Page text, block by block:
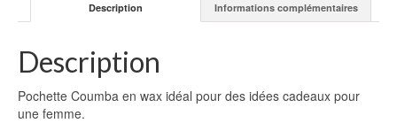
Description Informations complémentaires
Description
Pochette Coumba en wax idéal pour des idées cadeaux pour
une femme.